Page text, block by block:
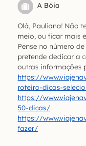
A Bóia
Olá, Pauliana! Não
meio, ou ficar mais
Pense no número
pretende dedicar a
outras informações
https://
roteiro-dicas-
https://
50-dicas/
https://
fazer/